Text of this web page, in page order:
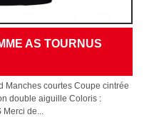
AS TOURNUS
Manches courtes Coupe cintrée
double aiguille Coloris :
de...